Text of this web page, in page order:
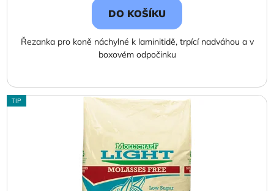
DO KOŠÍKU
Řezanka pro koně náchylné k laminitidě, trpící nadváhou a v
boxovém odpočinku
TIP